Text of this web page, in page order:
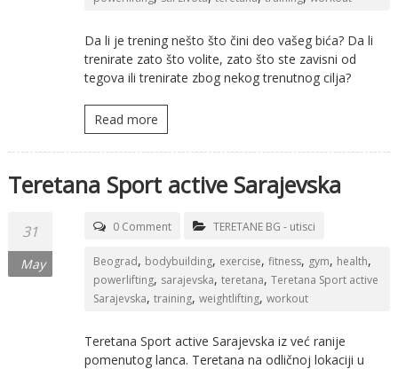
Da li je trening nešto što čini deo vašeg bića? Da li
trenirate zato što volite, zato što ste zavisni od
tegova ili trenirate zbog nekog trenutnog cilja?
Read more
Teretana Sport active Sarajevska
31
May
0 Comment TERETANE BG - utisci
Beograd, bodybuilding, exercise, fitness, gym, health,
powerlifting, sarajevska, teretana, Teretana Sport active
Sarajevska, training, weightlifting, workout
Teretana Sport active Sarajevska iz već ranije
pomenutog lanca. Teretana na odličnoj lokaciji u